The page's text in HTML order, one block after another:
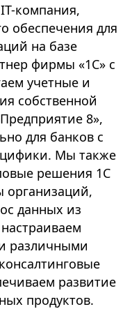
компания,
обеспечения для
на базе
фирмы «1С» с
учетные и
собственной
8»,
для банков с
Мы также
решения 1С
организаций,
данных из
различными
развитие
продуктов.